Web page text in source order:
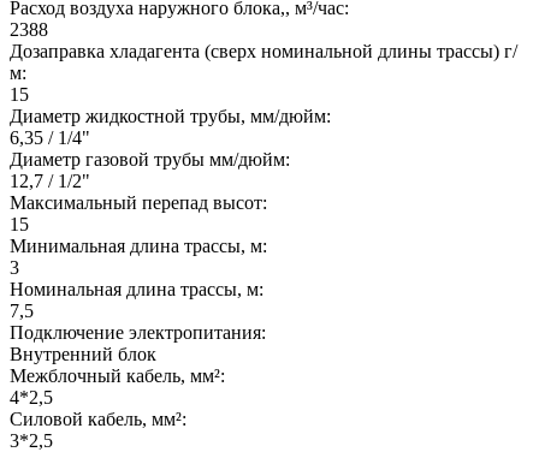
Расход воздуха наружного блока,, м³/час:
2388
Дозаправка хладагента (сверх номинальной длины трассы) г/
м:
15
Диаметр жидкостной трубы, мм/дюйм:
6,35 / 1/4"
Диаметр газовой трубы мм/дюйм:
12,7 / 1/2"
Максимальный перепад высот:
15
Минимальная длина трассы, м:
3
Номинальная длина трассы, м:
7,5
Подключение электропитания:
Внутренний блок
Межблочный кабель, мм²:
4*2,5
Силовой кабель, мм²:
3*2,5